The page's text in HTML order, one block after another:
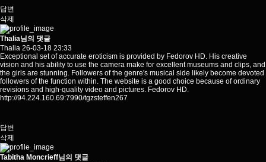
답변
삭제
Thalia님의 댓글
Thalia 26-03-18 23:33
Exceptional set of accurate eroticism is provided by Fedorov HD. His creative
vision and his ability to use the camera make for excellent museums and clips, and
the girls are stunning. Followers of the genre's musical side likely become devoted
followers of the function within. The website is a good choice because of ordinary
revisions and high-quality video and pictures. Fedorov HD.
http://94.224.160.69:7990/tgzsteffen267
답변
삭제
Tabitha Moncrieff님의 댓글